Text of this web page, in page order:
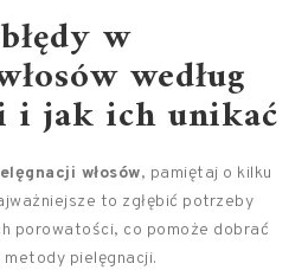
w
według
i jak ich unikać
włosów, pamiętaj o kilku
to zgłębić potrzeby
porowatości, co pomoże dobrać
pielęgnacji.